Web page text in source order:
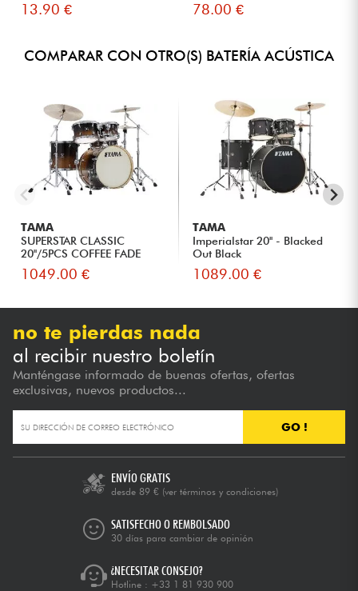
13.90 € 78.00 €
COMPARAR CON OTRO(S) BATERÍA ACÚSTICA
TAMA
SUPERSTAR CLASSIC
20''/5PCS COFFEE FADE
1049.00 €
TAMA
Imperialstar 20'' - Blacked
Out Black
1089.00 €
no te pierdas nada
al recibir nuestro boletín
Manténgase informado de buenas ofertas, ofertas
exclusivas, nuevos productos...
GO !
ENVÍO GRATIS
desde 89 € (ver términos y condiciones)
SATISFECHO O REMBOLSADO
30 días para cambiar de opinión
¿NECESITAR CONSEJO?
Hotline : +33 1 81 930 900